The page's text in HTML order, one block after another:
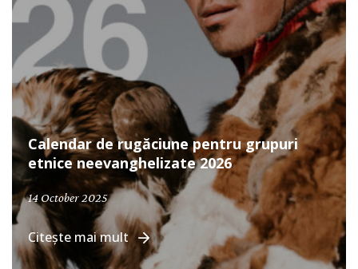
Calendar de rugăciune pentru grupuri
etnice neevanghelizate 2026
14 October 2025October 14, 2025
Citește mai mult